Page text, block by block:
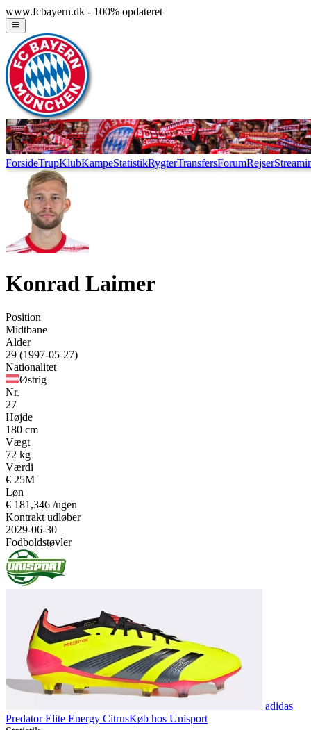
www.fcbayern.dk - 100% opdateret
ForsideTrupKlubKampeStatistikRygterTransfersForumRejser
Konrad Laimer
Position
Midtbane
Alder
29 (1997-05-27)
Nationalitet
Østrig
Nr.
27
Højde
180 cm
Vægt
72 kg
Værdi
€ 25M
Løn
€ 181,346 /ugen
Kontrakt udløber
2029-06-30
Fodboldstøvler
adidas
Predator Elite Energy CitrusKøb hos Unisport